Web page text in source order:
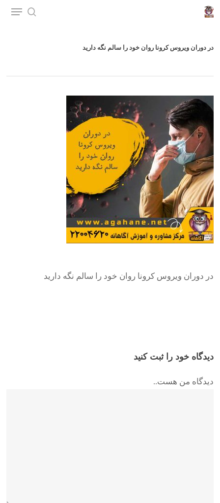
در دوران ویروس کرونا روان خود را سالم نگه دارید
در دوران ویروس کرونا روان خود را سالم نگه دارید
دیدگاه خود را ثبت کنید
دیدگاه من هست..